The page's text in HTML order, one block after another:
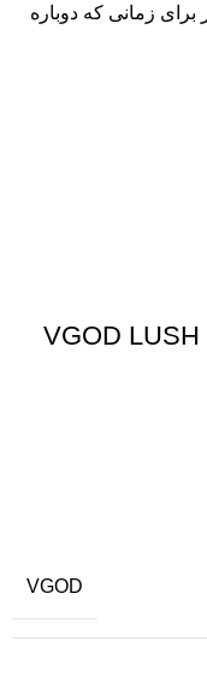
زمانی که دوباره
سالت ویگاد طعم هندوانه یخ | VGOD LUSH
VGOD